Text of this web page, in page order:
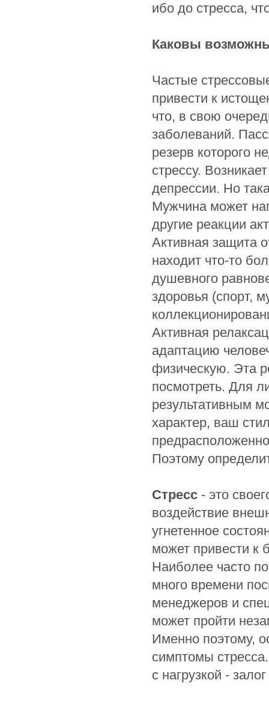
ибо до стресса,
Каковы
Частые
привести к
что, в свою
заболеваний.
резерв которого
стрессу.
депрессии. Но
Мужчина может
другие реакции
Активная защита
находит что-то
душевного
здоровья (спорт,
Активная
адаптацию
физическую. Эта
посмотреть. Для
результативным
характер, ваш
Поэтому
Стресс - это
воздействие
угнетенное
может привести к
Наиболее часто
много времени
менеджеров и
может пройти
Именно поэтому,
симптомы
с нагрузкой -